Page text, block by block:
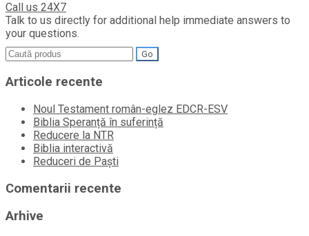
Call us 24X7
Talk to us directly for additional help immediate answers to
your questions.
Search
Articole recente
Noul Testament român-eglez EDCR-ESV
Biblia Speranță în suferință
Reducere la NTR
Biblia interactivă
Reduceri de Paști
Comentarii recente
Arhive